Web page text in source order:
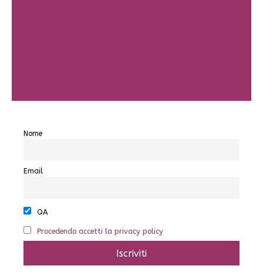
Nome
Email
QA
Procedendo accetti la privacy policy